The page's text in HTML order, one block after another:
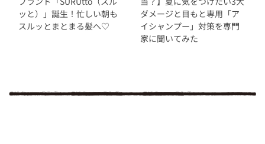
ッと）」誕生！忙しい朝も
スルッとまとまる髪へ♡
ダメージと目もと専用「ア
イシャンプー」対策を専門
家に聞いてみた